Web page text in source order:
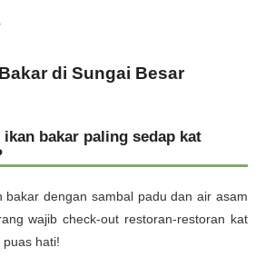
di Sungai Besar
bakar paling sedap kat
bakar dengan sambal padu dan air asam
wajib check-out restoran-restoran kat
puas hati!